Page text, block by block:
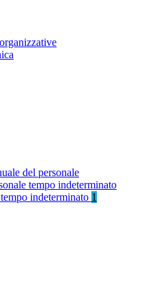
del personale
tempo indeterminato
indeterminato 1